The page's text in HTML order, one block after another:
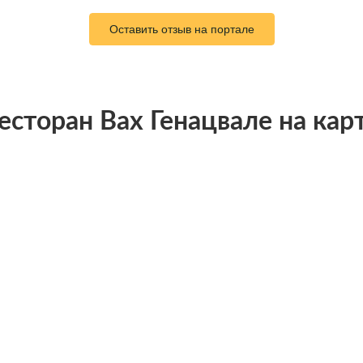
Оставить отзыв на портале
Вах Генацвале на